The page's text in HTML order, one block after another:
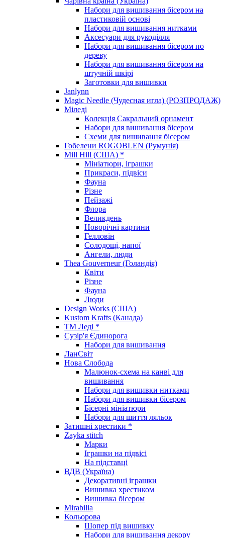
Набори для вишивання бісером на
пластиковій основі
Набори для вишивання нитками
Аксесуари для рукоділля
Набори для вишивання бісером по
дереву
Набори для вишивання бісером на
штучній шкірі
Заготовки для вишивки
Janlynn
Magic Needle (Чудесная игла) (РОЗПРОДАЖ)
Міледі
Колекція Сакральний орнамент
Набори для вишивання бісером
Схеми для вишивання бісером
Гобелени ROGOBLEN (Румунія)
Mill Hill (США) *
Мініатюри, іграшки
Прикраси, підвіси
Фауна
Різне
Пейзажі
Флора
Великдень
Новорічні картини
Гелловін
Солодощі, напої
Ангели, люди
Thea Gouverneur (Голандія)
Квіти
Різне
Фауна
Люди
Design Works (США)
Kustom Krafts (Канада)
ТМ Леді *
Сузір'я Єдинорога
Набори для вишивання
ЛанСвіт
Нова Слобода
Малюнок-схема на канві для
вишивання
Набори для вишивки нитками
Набори для вишивки бісером
Бісерні мініатюри
Набори для шиття ляльок
Затишні хрестики *
Zayka stitch
Марки
Іграшки на підвісі
На підставці
ВДВ (Україна)
Декоративні іграшки
Вишивка хрестиком
Вишивка бісером
Mirabilia
Кольорова
Шопер під вишивку
Набори для вишивання декору